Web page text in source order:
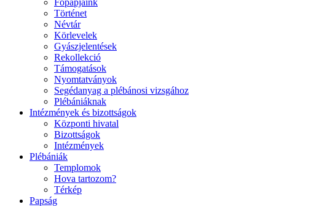
Főpapjaink
Történet
Névtár
Körlevelek
Gyászjelentések
Rekollekció
Támogatások
Nyomtatványok
Segédanyag a plébánosi vizsgához
Plébániáknak
Intézmények és bizottságok
Központi hivatal
Bizottságok
Intézmények
Plébániák
Templomok
Hova tartozom?
Térkép
Papság